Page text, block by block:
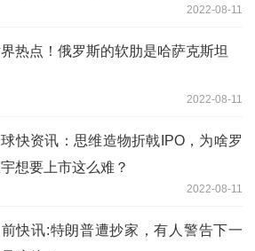
2022-08-11
热点！俄罗斯的软肋是哈萨克斯坦
2022-08-11
快资讯：思维造物折戟IPO，为啥罗
想要上市这么难？
2022-08-11
快讯:特朗普遭抄家，有人警告下一